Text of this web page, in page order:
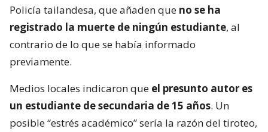
Policía tailandesa, que añaden que no se ha
registrado la muerte de ningún estudiante, al
contrario de lo que se había informado
previamente.
Medios locales indicaron que el presunto autor es
un estudiante de secundaria de 15 años. Un
posible “estrés académico” sería la razón del tiroteo,